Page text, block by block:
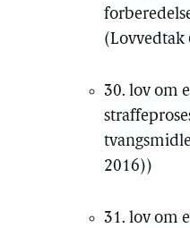
(Lovvedtak
30. lov om
2016))
31. lov om